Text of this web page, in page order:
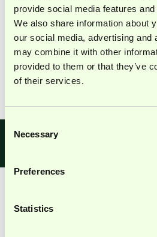
provide social media features
We also share information about
our social media, advertising and
may combine it with other
provided to them or that they’ve
of their services.
Consent
Selection
Necessary
Preferences
Statistics
TRANSACTIONS
Bas Scheele
Managing Partner |
Mehr
Du willst Teil unseres Teams werden?
...und das
hinter